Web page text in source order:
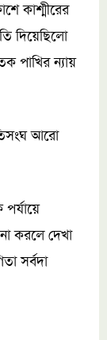
কাশ্মীরের
দিয়েছিলো
পাখির ন্যায়
আরো
করলে দেখা
সর্বদা